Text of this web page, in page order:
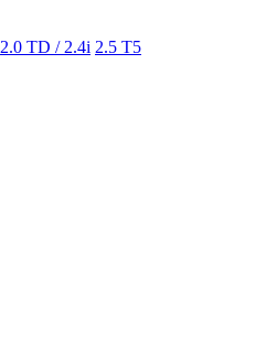
2.0 TD / 2.4i 2.5 T5